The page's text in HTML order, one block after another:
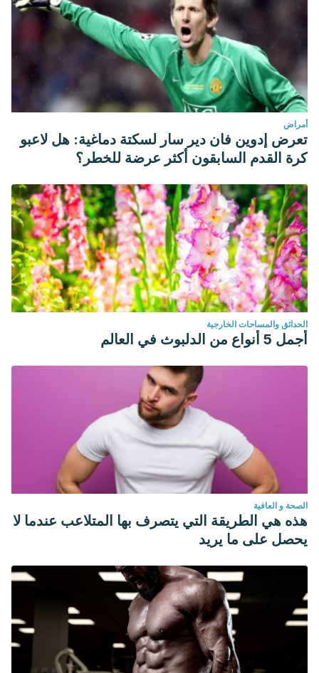
أمراض
تعرض إدوين فان دير سار لسكتة دماغية: هل لاعبو
كرة القدم السابقون أكثر عرضة للخطر؟
الحدائق والمساحات الخارجية
أجمل 5 أنواع من الدلبوث في العالم
الصحة و العافية
هذه هي الطريقة التي يتصرف بها المتلاعب عندما لا
يحصل على ما يريد